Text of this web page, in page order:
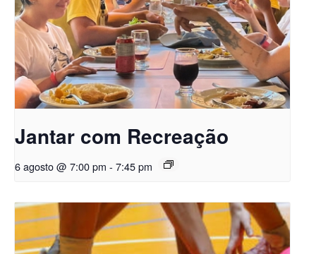
Jantar com Recreação
6 agosto @ 7:00 pm - 7:45 pm